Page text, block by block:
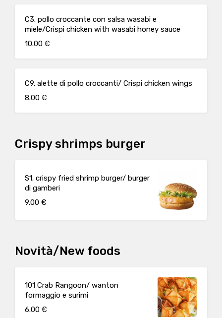
C3. pollo croccante con salsa wasabi e
miele/Crispi chicken with wasabi honey sauce
10.00 €
C9. alette di pollo croccanti/ Crispi chicken wings
8.00 €
Crispy shrimps burger
S1. crispy fried shrimp burger/ burger
di gamberi
9.00 €
Novità/New foods
101 Crab Rangoon/ wanton
formaggio e surimi
6.00 €